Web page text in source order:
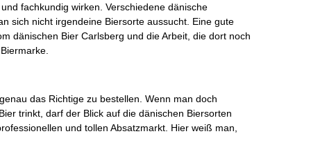
fachkundig wirken. Verschiedene dänische
sich nicht irgendeine Biersorte aussucht. Eine gute
dänischen Bier Carlsberg und die Arbeit, die dort noch
das Richtige zu bestellen. Wenn man doch
trinkt, darf der Blick auf die dänischen Biersorten
und tollen Absatzmarkt. Hier weiß man,